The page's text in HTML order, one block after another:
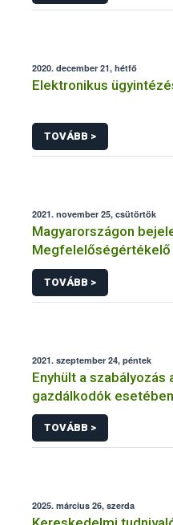
2020. december 21, hétfő
Elektronikus
TOVÁBB >
2021. november 25, csütörtök
Magyarországon
TOVÁBB >
2021. szeptember 24, péntek
Enyhült a
gazdálkodók esetében
TOVÁBB >
2025. március 26, szerda